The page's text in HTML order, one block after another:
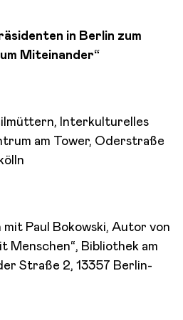
in Berlin zum
Miteinander“
Interkulturelles
am Tower, Oderstraße
Paul Bokowski, Autor von
Menschen“, Bibliothek am
Straße 2, 13357 Berlin-